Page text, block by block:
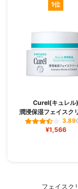
1位
Curel(キュレル)
潤浸保湿フェイスク
3.89
¥1,566
フェイスク